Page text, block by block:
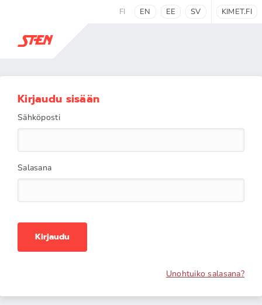
FI EN EE SV KIMET.FI
Kirjaudu sisään
Sähköposti
Salasana
Kirjaudu
Unohtuiko salasana?